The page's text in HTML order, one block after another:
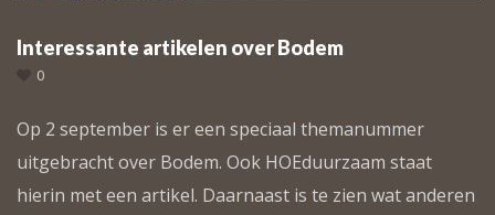
Interessante artikelen over Bodem
0
Op 2 september is er een speciaal themanummer
uitgebracht over Bodem. Ook HOEduurzaam staat
hierin met een artikel. Daarnaast is te zien wat anderen